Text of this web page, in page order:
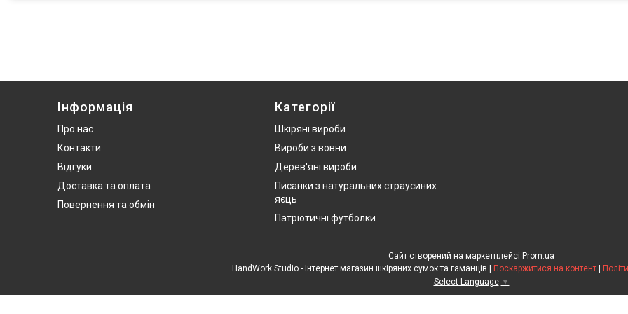
Інформація
Про нас
Контакти
Відгуки
Доставка та оплата
Повернення та обмін
Категорії
Шкіряні вироби
Вироби з вовни
Дерев'яні вироби
Писанки з натуральних страусиних
яєць
Патріотичні футболки
Сайт створений на маркетплейсі Prom.ua
Поскаржитися на контент
Select Language ▼